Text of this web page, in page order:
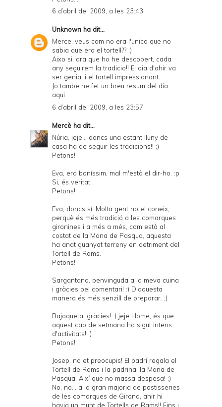
6 d’abril del 2009, a les 23:43
Unknown ha dit...
Merce, veus com no era l'unica que no
sabia que era el tortell?? :)
Aixo si, ara que ho he descobert, cada
any seguirem la tradicio!! El dia d'ahir va
ser genial i el tortell impressionant.
Jo tambe he fet un breu resum del dia
aqui
6 d’abril del 2009, a les 23:57
Mercè ha dit...
Núria, jeje... doncs una estant lluny de
casa ha de seguir les tradicions!! ;)
Petons!
Eva, era boníssim, mal m'està el dir-ho. :p
Si, és veritat.
Petons!
Eva, doncs sí. Molta gent no el coneix,
perquè és més tradició a les comarques
gironines i a més a més, com està al
costat de la Mona de Pasqua, aquesta
ha anat guanyat terreny en detriment del
Tortell de Rams.
Petons!
Sargantana, benvinguda a la meva cuina
i gràcies pel comentari! :) D'aquesta
manera és més senzill de preparar. ;)
Bajoqueta, gràcies! :) jeje Home, és que
aquest cap de setmana ha sigut intens
d'activitats! ;)
Petons!
Josep, no et preocupis! El padrí regala el
Tortell de Rams i la padrina, la Mona de
Pasqua. Així que no massa despesa! ;)
No, no... a la gran majoria de pastisseries
de les comarques de Girona, ahir hi
havia un munt de Tortells de Rams!! Fins i